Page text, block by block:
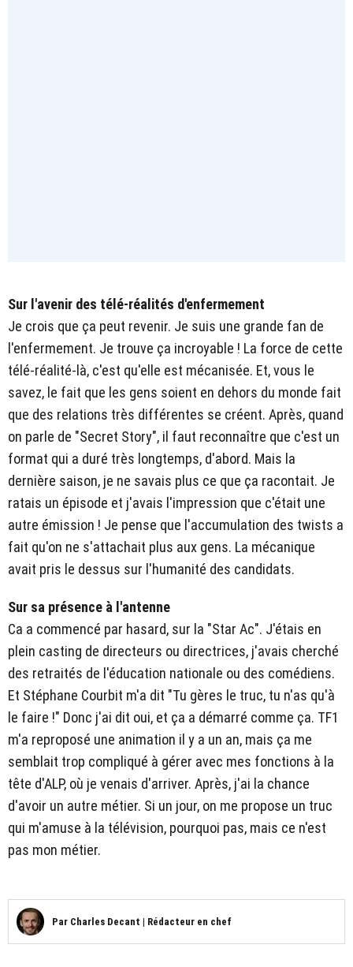
Sur l'avenir des télé-réalités d'enfermement
Je crois que ça peut revenir. Je suis une grande fan de
l'enfermement. Je trouve ça incroyable ! La force de cette
télé-réalité-là, c'est qu'elle est mécanisée. Et, vous le
savez, le fait que les gens soient en dehors du monde fait
que des relations très différentes se créent. Après, quand
on parle de "Secret Story", il faut reconnaître que c'est un
format qui a duré très longtemps, d'abord. Mais la
dernière saison, je ne savais plus ce que ça racontait. Je
ratais un épisode et j'avais l'impression que c'était une
autre émission ! Je pense que l'accumulation des twists a
fait qu'on ne s'attachait plus aux gens. La mécanique
avait pris le dessus sur l'humanité des candidats.
Sur sa présence à l'antenne
Ca a commencé par hasard, sur la "Star Ac". J'étais en
plein casting de directeurs ou directrices, j'avais cherché
des retraités de l'éducation nationale ou des comédiens.
Et Stéphane Courbit m'a dit "Tu gères le truc, tu n'as qu'à
le faire !" Donc j'ai dit oui, et ça a démarré comme ça. TF1
m'a reproposé une animation il y a un an, mais ça me
semblait trop compliqué à gérer avec mes fonctions à la
tête d'ALP, où je venais d'arriver. Après, j'ai la chance
d'avoir un autre métier. Si un jour, on me propose un truc
qui m'amuse à la télévision, pourquoi pas, mais ce n'est
pas mon métier.
Par Charles Decant | Rédacteur en chef